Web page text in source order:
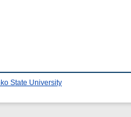
State University